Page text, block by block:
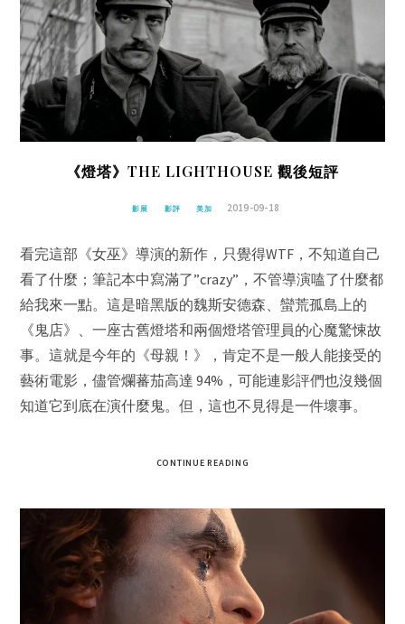
《燈塔》THE LIGHTHOUSE 觀後短評
影展 影評 美加 2019-09-18
看完這部《女巫》導演的新作，只覺得WTF，不知道自己
看了什麼；筆記本中寫滿了”crazy”，不管導演嗑了什麼都
給我來一點。這是暗黑版的魏斯安德森、蠻荒孤島上的
《鬼店》、一座古舊燈塔和兩個燈塔管理員的心魔驚悚故
事。這就是今年的《母親！》，肯定不是一般人能接受的
藝術電影，儘管爛蕃茄高達 94%，可能連影評們也沒幾個
知道它到底在演什麼鬼。但，這也不見得是一件壞事。
CONTINUE READING